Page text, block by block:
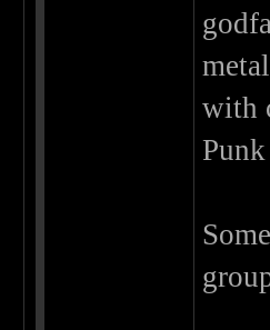
with